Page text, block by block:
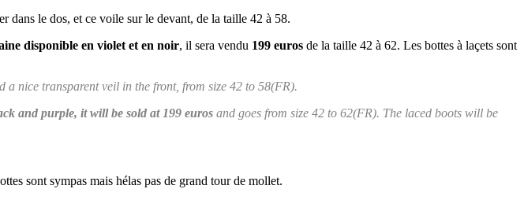
dans le dos, et ce voile sur le devant, de la taille 42 à 58.
disponible en violet et en noir, il sera vendu 199 euros de la taille 42 à 62. Les bottes à laçets sont
a nice transparent veil in the front, from size 42 to 58(FR).
and purple, it will be sold at 199 euros and goes from size 42 to 62(FR). The laced boots will be
sont sympas mais hélas pas de grand tour de mollet.